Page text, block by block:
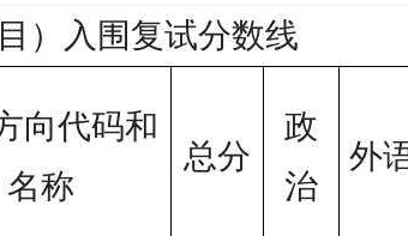
）入围复试分数线
向代码和
名称
总分
政
治
外